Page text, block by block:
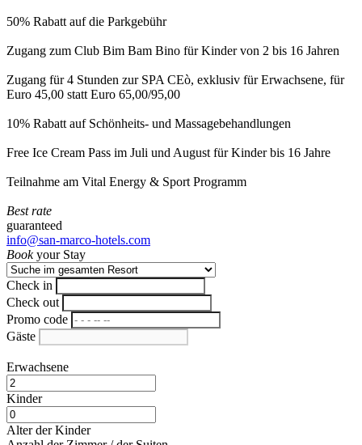
50% Rabatt auf die Parkgebühr
Zugang zum Club Bim Bam Bino für Kinder von 2 bis 16 Jahren
Zugang für 4 Stunden zur SPA CEò, exklusiv für Erwachsene, für
Euro 45,00 statt Euro 65,00/95,00
10% Rabatt auf Schönheits- und Massagebehandlungen
Free Ice Cream Pass im Juli und August für Kinder bis 16 Jahre
Teilnahme am Vital Energy & Sport Programm
Best rate
guaranteed
info@san-marco-hotels.com
Bookyour Stay
Check in
Check out
Promo code
Gäste
Erwachsene
Kinder
Alter der Kinder